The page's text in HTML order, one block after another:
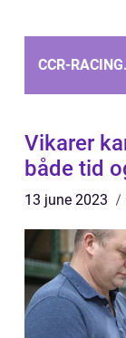
CCR-RACING.
Vikarer
både tid
13 june 2023